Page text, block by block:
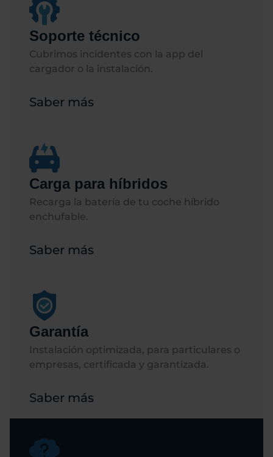
Soporte técnico
Cubrimos incidentes con la app del
cargador o la instalación.
Saber más
Carga para híbridos
Recarga la batería de tu coche híbrido
enchufable.​​
Saber más
Garantía
Instalación optimizada, para particulares o
empresas, certificada y garantizada.
Saber más